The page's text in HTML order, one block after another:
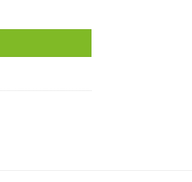
CLASSIC à charnière gauche